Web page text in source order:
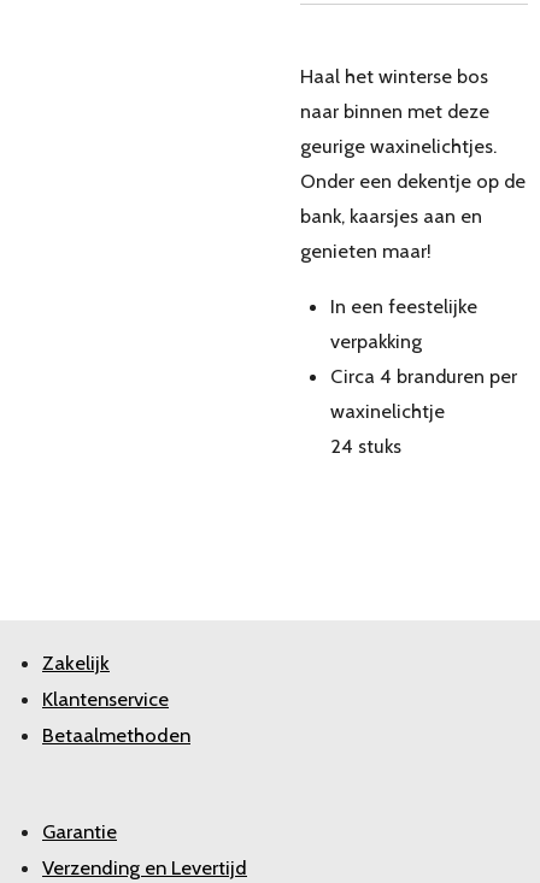
Haal het winterse bos
naar binnen met deze
geurige waxinelichtjes.
Onder een dekentje op de
bank, kaarsjes aan en
genieten maar!
In een feestelijke
verpakking
Circa 4 branduren per
waxinelichtje
24 stuks
Zakelijk
Klantenservice
Betaalmethoden
Garantie
Verzending en Levertijd